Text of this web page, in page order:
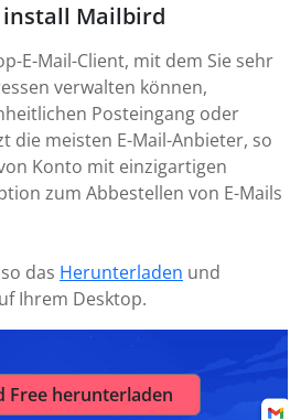
Mailbird
E-Mail-Client, mit dem Sie sehr
verwalten können,
Posteingang oder
die meisten E-Mail-Anbieter, so
Konto mit einzigartigen
zum Abbestellen von E-Mails
das Herunterladen und
Ihrem Desktop.
Free herunterladen